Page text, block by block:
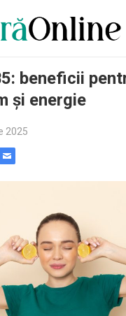
beneficii
și energie
2025